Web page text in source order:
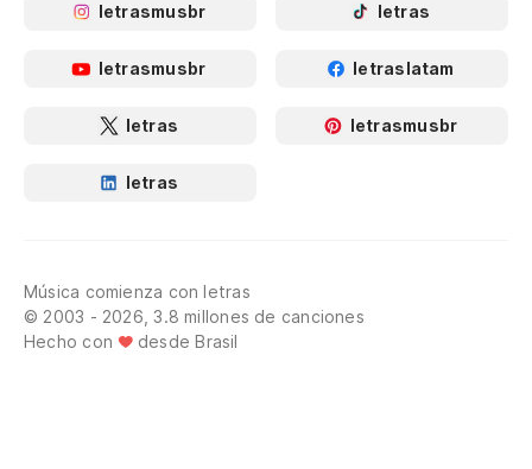
letrasmusbr letras
letrasmusbr letraslatam
letras letrasmusbr
letras
Música comienza con letras
© 2003 - 2026, 3.8 millones de canciones
Hecho con
desde Brasil